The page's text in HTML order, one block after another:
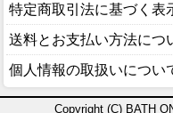
特定商取引法に基づく表
送料とお支払い方法につ
個人情報の取扱いについ
Copyright (C) BATH